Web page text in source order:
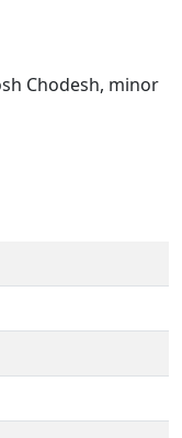
Chodesh, minor